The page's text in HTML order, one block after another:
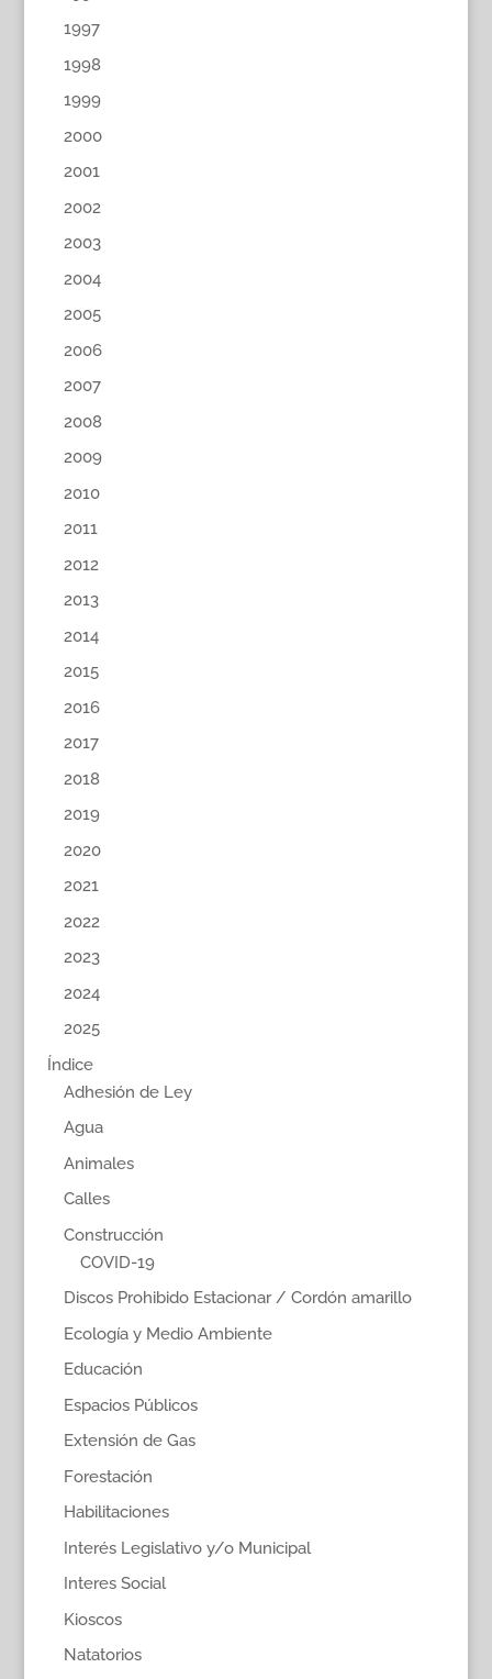
1997
1998
1999
2000
2001
2002
2003
2004
2005
2006
2007
2008
2009
2010
2011
2012
2013
2014
2015
2016
2017
2018
2019
2020
2021
2022
2023
2024
2025
Índice
Adhesión de Ley
Agua
Animales
Calles
Construcción
COVID-19
Discos Prohibido Estacionar / Cordón amarillo
Ecología y Medio Ambiente
Educación
Espacios Públicos
Extensión de Gas
Forestación
Habilitaciones
Interés Legislativo y/o Municipal
Interes Social
Kioscos
Natatorios